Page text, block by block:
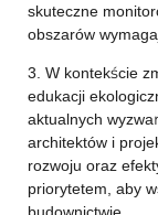
skuteczne
obszarów
3. W kontekście
edukacji
aktualnych
architektów i
rozwoju oraz
priorytetem, aby